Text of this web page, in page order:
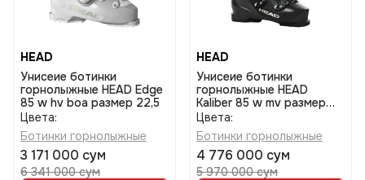
HEAD
Унисеие ботинки
горнолыжные HEAD Edge
85 w hv boa размер 22,5
Цвета:
Ботинки горнолыжные
3 171 000 сум
6 341 000 сум
HEAD
Унисеие ботинки
горнолыжные HEAD
Kaliber 85 w mv размер
24,5
Цвета:
Ботинки горнолыжные
4 776 000 сум
5 970 000 сум